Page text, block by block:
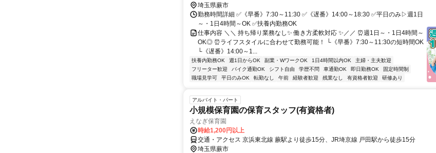
埼玉県蕨市
勤務時間詳細 ✅《早番》7:30～11:30 ✅《遅番》14:00～18:30 ✅平日のみ▷週1日
～・1日4時間～OK ✅扶養内勤務OK
仕事内容 ＼＼ 持ち帰り業務なし✨ 働き方柔軟対応 ✨／／ ⏰週1日～・1日4時間～
OK◎ ⏰ライフスタイルに合わせて勤務可能！ └《早番》7:30～11:30の短時間OK
└《遅番》14:00～1...
扶養内勤務OK 週1日からOK 副業・WワークOK 1日4時間以内OK
主婦・主夫歓迎
フリーター歓迎
バイク通勤OK シフト自由 学歴不問 車通勤OK 即日勤務OK
固定時間制
職場見学可
平日のみOK 転勤なし 午前 経験者歓迎 残業なし 有資格者歓迎 研修あり
アルバイト・パート
小規模保育園の保育スタッフ(有資格者)
えなぎ保育園
時給1,200円以上
交通・アクセス 京浜東北線 蕨駅より徒歩15分、JR埼京線 戸田駅から徒歩15分
埼玉県蕨市